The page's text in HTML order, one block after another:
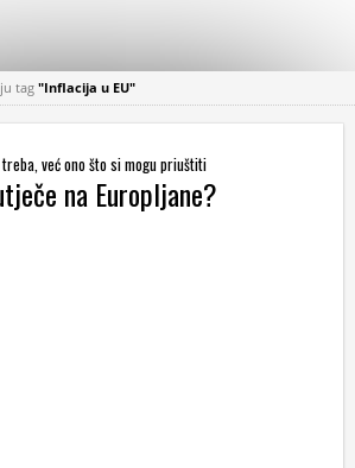
tag "Inflacija u EU"
već ono što si mogu priuštiti
na Europljane?